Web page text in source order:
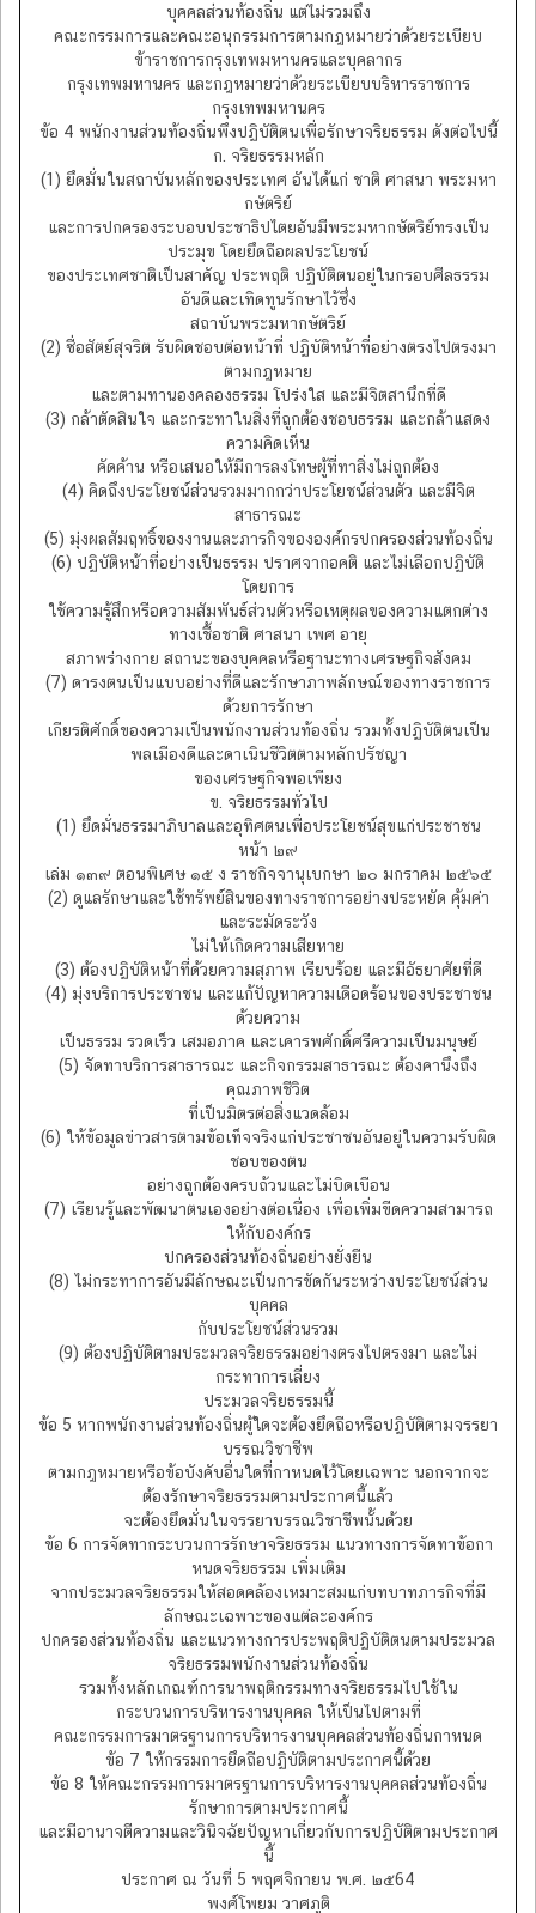
บุคคลส่วนท้องถิ่น แต่ไม่รวมถึง
คณะกรรมการและคณะอนุกรรมการตามกฎหมายว่าด้วยระเบียบ
ข้าราชการกรุงเทพมหานครและบุคลากร
กรุงเทพมหานคร และกฎหมายว่าด้วยระเบียบบริหารราชการ
กรุงเทพมหานคร
ข้อ 4 พนักงานส่วนท้องถิ่นพึงปฏิบัติตนเพื่อรักษาจริยธรรม ดังต่อไปนี้
ก. จริยธรรมหลัก
(1) ยึดมั่นในสถาบันหลักของประเทศ อันได้แก่ ชาติ ศาสนา พระมหา
กษัตริย์
และการปกครองระบอบประชาธิปไตยอันมีพระมหากษัตริย์ทรงเป็น
ประมุข โดยยึดถือผลประโยชน์
ของประเทศชาติเป็นสาคัญ ประพฤติ ปฏิบัติตนอยู่ในกรอบศีลธรรม
อันดีและเทิดทูนรักษาไว้ซึ่ง
สถาบันพระมหากษัตริย์
(2) ซื่อสัตย์สุจริต รับผิดชอบต่อหน้าที่ ปฏิบัติหน้าที่อย่างตรงไปตรงมา
ตามกฎหมาย
และตามทานองคลองธรรม โปร่งใส และมีจิตสานึกที่ดี
(3) กล้าตัดสินใจ และกระทาในสิ่งที่ถูกต้องชอบธรรม และกล้าแสดง
ความคิดเห็น
คัดค้าน หรือเสนอให้มีการลงโทษผู้ที่ทาสิ่งไม่ถูกต้อง
(4) คิดถึงประโยชน์ส่วนรวมมากกว่าประโยชน์ส่วนตัว และมีจิต
สาธารณะ
(5) มุ่งผลสัมฤทธิ์ของงานและภารกิจขององค์กรปกครองส่วนท้องถิ่น
(6) ปฏิบัติหน้าที่อย่างเป็นธรรม ปราศจากอคติ และไม่เลือกปฏิบัติ
โดยการ
ใช้ความรู้สึกหรือความสัมพันธ์ส่วนตัวหรือเหตุผลของความแตกต่าง
ทางเชื้อชาติ ศาสนา เพศ อายุ
สภาพร่างกาย สถานะของบุคคลหรือฐานะทางเศรษฐกิจสังคม
(7) ดารงตนเป็นแบบอย่างที่ดีและรักษาภาพลักษณ์ของทางราชการ
ด้วยการรักษา
เกียรติศักดิ์ของความเป็นพนักงานส่วนท้องถิ่น รวมทั้งปฏิบัติตนเป็น
พลเมืองดีและดาเนินชีวิตตามหลักปรัชญา
ของเศรษฐกิจพอเพียง
ข. จริยธรรมทั่วไป
(1) ยึดมั่นธรรมาภิบาลและอุทิศตนเพื่อประโยชน์สุขแก่ประชาชน
หน้า ๒๙
เล่ม ๑๓๙ ตอนพิเศษ ๑๕ ง ราชกิจจานุเบกษา ๒๐ มกราคม ๒๕๖๕
(2) ดูแลรักษาและใช้ทรัพย์สินของทางราชการอย่างประหยัด คุ้มค่า
และระมัดระวัง
ไม่ให้เกิดความเสียหาย
(3) ต้องปฏิบัติหน้าที่ด้วยความสุภาพ เรียบร้อย และมีอัธยาศัยที่ดี
(4) มุ่งบริการประชาชน และแก้ปัญหาความเดือดร้อนของประชาชน
ด้วยความ
เป็นธรรม รวดเร็ว เสมอภาค และเคารพศักดิ์ศรีความเป็นมนุษย์
(5) จัดทาบริการสาธารณะ และกิจกรรมสาธารณะ ต้องคานึงถึง
คุณภาพชีวิต
ที่เป็นมิตรต่อสิ่งแวดล้อม
(6) ให้ข้อมูลข่าวสารตามข้อเท็จจริงแก่ประชาชนอันอยู่ในความรับผิด
ชอบของตน
อย่างถูกต้องครบถ้วนและไม่บิดเบือน
(7) เรียนรู้และพัฒนาตนเองอย่างต่อเนื่อง เพื่อเพิ่มขีดความสามารถ
ให้กับองค์กร
ปกครองส่วนท้องถิ่นอย่างยั่งยืน
(8) ไม่กระทาการอันมีลักษณะเป็นการขัดกันระหว่างประโยชน์ส่วน
บุคคล
กับประโยชน์ส่วนรวม
(9) ต้องปฏิบัติตามประมวลจริยธรรมอย่างตรงไปตรงมา และไม่
กระทาการเลี่ยง
ประมวลจริยธรรมนี้
ข้อ 5 หากพนักงานส่วนท้องถิ่นผู้ใดจะต้องยึดถือหรือปฏิบัติตามจรรยา
บรรณวิชาชีพ
ตามกฎหมายหรือข้อบังคับอื่นใดที่กาหนดไว้โดยเฉพาะ นอกจากจะ
ต้องรักษาจริยธรรมตามประกาศนี้แล้ว
จะต้องยึดมั่นในจรรยาบรรณวิชาชีพนั้นด้วย
ข้อ 6 การจัดทากระบวนการรักษาจริยธรรม แนวทางการจัดทาข้อกา
หนดจริยธรรม เพิ่มเติม
จากประมวลจริยธรรมให้สอดคล้องเหมาะสมแก่บทบาทภารกิจที่มี
ลักษณะเฉพาะของแต่ละองค์กร
ปกครองส่วนท้องถิ่น และแนวทางการประพฤติปฏิบัติตนตามประมวล
จริยธรรมพนักงานส่วนท้องถิ่น
รวมทั้งหลักเกณฑ์การนาพฤติกรรมทางจริยธรรมไปใช้ใน
กระบวนการบริหารงานบุคคล ให้เป็นไปตามที่
คณะกรรมการมาตรฐานการบริหารงานบุคคลส่วนท้องถิ่นกาหนด
ข้อ 7 ให้กรรมการยึดถือปฏิบัติตามประกาศนี้ด้วย
ข้อ 8 ให้คณะกรรมการมาตรฐานการบริหารงานบุคคลส่วนท้องถิ่น
รักษาการตามประกาศนี้
และมีอานาจตีความและวินิจฉัยปัญหาเกี่ยวกับการปฏิบัติตามประกาศ
นี้
ประกาศ ณ วันที่ 5 พฤศจิกายน พ.ศ. ๒๕64
พงศ์โพยม วาศภูติ